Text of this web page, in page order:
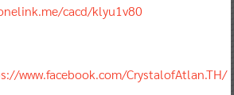
cacd/klyu1v80
www.facebook.com/CrystalofAtlan.TH/